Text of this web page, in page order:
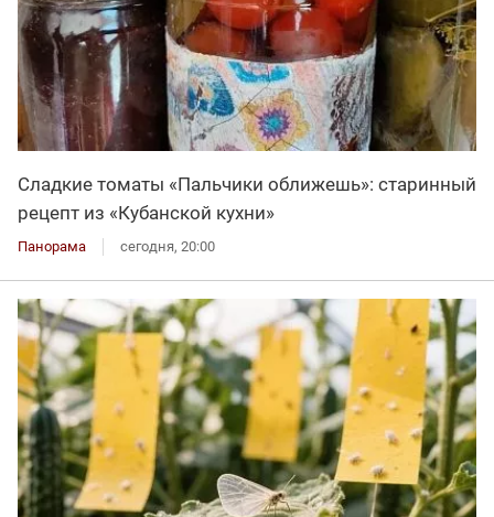
Сладкие томаты «Пальчики оближешь»: старинный
рецепт из «Кубанской кухни»
Панорама сегодня, 20:00